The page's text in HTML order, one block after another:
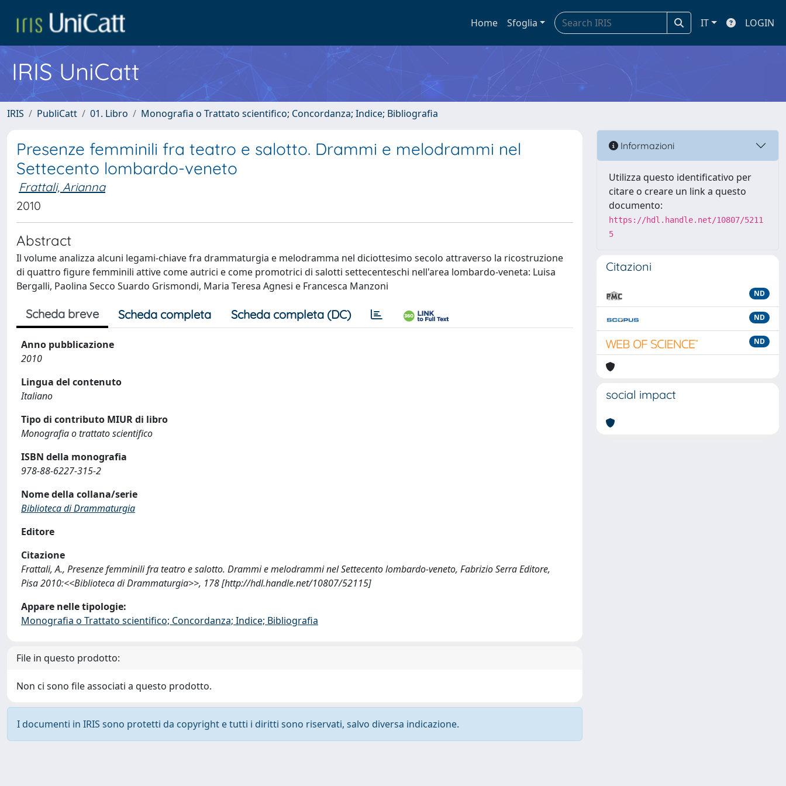
Home Sfoglia IT LOGIN
IRIS UniCatt
IRIS PubliCatt 01. Libro Monografia o Trattato scientifico; Concordanza; Indice; Bibliografia
Presenze femminili fra teatro e salotto. Drammi e melodrammi nel
Settecento lombardo-veneto
Frattali, Arianna
2010
Abstract
Il volume analizza alcuni legami-chiave fra drammaturgia e melodramma nel diciottesimo secolo attraverso la ricostruzione
di quattro figure femminili attive come autrici e come promotrici di salotti settecenteschi nell'area lombardo-veneta: Luisa
Bergalli, Paolina Secco Suardo Grismondi, Maria Teresa Agnesi e Francesca Manzoni
Scheda breve Scheda completa Scheda completa (DC)
Anno pubblicazione
2010
Lingua del contenuto
Italiano
Tipo di contributo MIUR di libro
Monografia o trattato scientifico
ISBN della monografia
978-88-6227-315-2
Nome della collana/serie
Biblioteca di Drammaturgia
Editore
Citazione
Frattali, A., Presenze femminili fra teatro e salotto. Drammi e melodrammi nel Settecento lombardo-veneto, Fabrizio Serra Editore,
Pisa 2010:<<Biblioteca di Drammaturgia>>, 178 [http://hdl.handle.net/10807/52115]
Appare nelle tipologie:
Monografia o Trattato scientifico; Concordanza; Indice; Bibliografia
File in questo prodotto:
Non ci sono file associati a questo prodotto.
I documenti in IRIS sono protetti da copyright e tutti i diritti sono riservati, salvo diversa indicazione.
Informazioni
Utilizza questo identificativo per
citare o creare un link a questo
documento:
https://hdl.handle.net/10807/5211
5
Citazioni
ND
ND
ND
social impact